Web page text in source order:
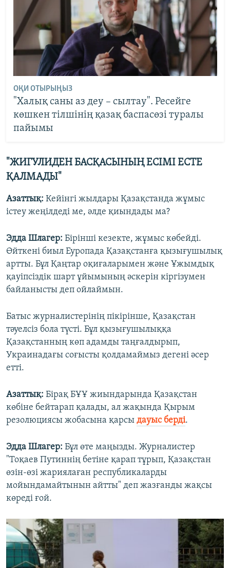
ОҚИ ОТЫРЫҢЫЗ
"Халық саны аз деу – сылтау". Ресейге
көшкен тілшінің қазақ баспасөзі туралы
пайымы
"ЖИГУЛИДЕН БАСҚАСЫНЫҢ ЕСІМІ ЕСТЕ
ҚАЛМАДЫ"
Азаттық: Кейінгі жылдары Қазақстанда жұмыс
істеу жеңілдеді ме, әлде қиындады ма?
Эдда Шлагер: Бірінші кезекте, жұмыс көбейді.
Өйткені биыл Еуропада Қазақстанға қызығушылық
артты. Бұл Қаңтар оқиғаларымен және Ұжымдық
қауіпсіздік шарт ұйымының әскерін кіргізумен
байланысты деп ойлаймын.
Батыс журналистерінің пікірінше, Қазақстан
тәуелсіз бола түсті. Бұл қызығушылыққа
Қазақстанның көп адамды таңғалдырып,
Украинадағы соғысты қолдамаймыз дегені әсер
етті.
Азаттық: Бірақ БҰҰ жиындарында Қазақстан
көбіне бейтарап қалады, ал жақында Қырым
резолюциясы жобасына қарсы дауыс берді.
Эдда Шлагер: Бұл өте маңызды. Журналистер
"Тоқаев Путиннің бетіне қарап тұрып, Қазақстан
өзін-өзі жариялаған республикаларды
мойындамайтынын айтты" деп жазғанды жақсы
көреді ғой.